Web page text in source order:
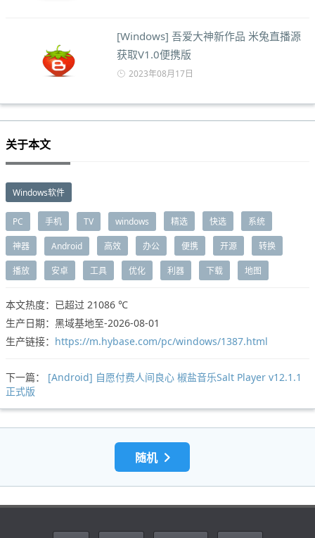
[Windows] 吾爱大神新作品 米兔直播源
获取V1.0便携版
2023年08月17日
关于本文
Windows软件
PC 手机 TV windows 精选 快选 系统
神器 Android 高效 办公 便携 开源 转换
播放 安卓 工具 优化 利器 下载 地图
本文热度：已超过 21086 ℃
生产日期：黑域基地至-2026-08-01
生产链接： https://m.hybase.com/pc/windows/1387.html
下一篇：
[Android] 自愿付费人间良心 椒盐音乐Salt Player v12.1.1
正式版
随机